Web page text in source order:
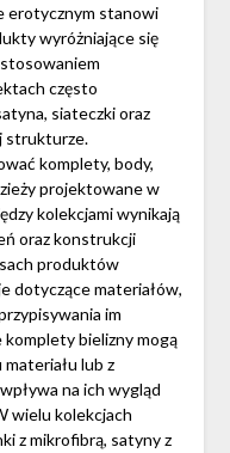
erotycznym stanowi
wyróżniające się
często
siateczki oraz
strukturze.
komplety, body,
projektowane w
kolekcjami wynikają
oraz konstrukcji
produktów
dotyczące materiałów,
im
bielizny mogą
lub z
na ich wygląd
wielu kolekcjach
z mikrofibrą, satyny z